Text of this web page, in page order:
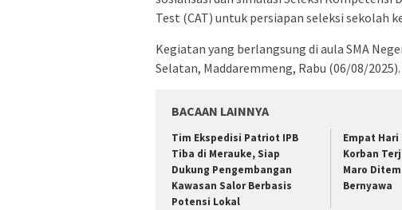
Test (CAT) untuk persiapan seleksi sekolah
Kegiatan yang berlangsung di aula SMA
Selatan, Maddaremmeng, Rabu (06/08/2025).
BACAAN LAINNYA
Tim Ekspedisi Patriot IPB
Tiba di Merauke, Siap
Dukung Pengembangan
Kawasan Salor Berbasis
Potensi Lokal
Empat
Korban
Maro
Bernyawa